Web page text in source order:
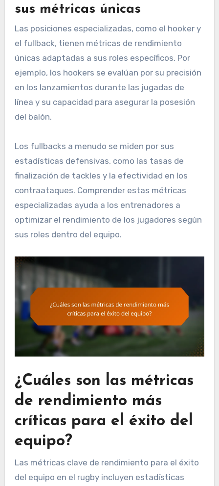
sus métricas únicas
Las posiciones especializadas, como el hooker y
el fullback, tienen métricas de rendimiento
únicas adaptadas a sus roles específicos. Por
ejemplo, los hookers se evalúan por su precisión
en los lanzamientos durante las jugadas de
línea y su capacidad para asegurar la posesión
del balón.
Los fullbacks a menudo se miden por sus
estadísticas defensivas, como las tasas de
finalización de tackles y la efectividad en los
contraataques. Comprender estas métricas
especializadas ayuda a los entrenadores a
optimizar el rendimiento de los jugadores según
sus roles dentro del equipo.
¿Cuáles son las métricas
de rendimiento más
críticas para el éxito del
equipo?
Las métricas clave de rendimiento para el éxito
del equipo en el rugby incluyen estadísticas